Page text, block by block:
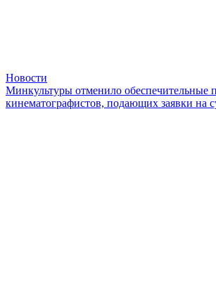
Новости
Минкультуры отменило обеспечительные
кинематографистов, подающих заявки на